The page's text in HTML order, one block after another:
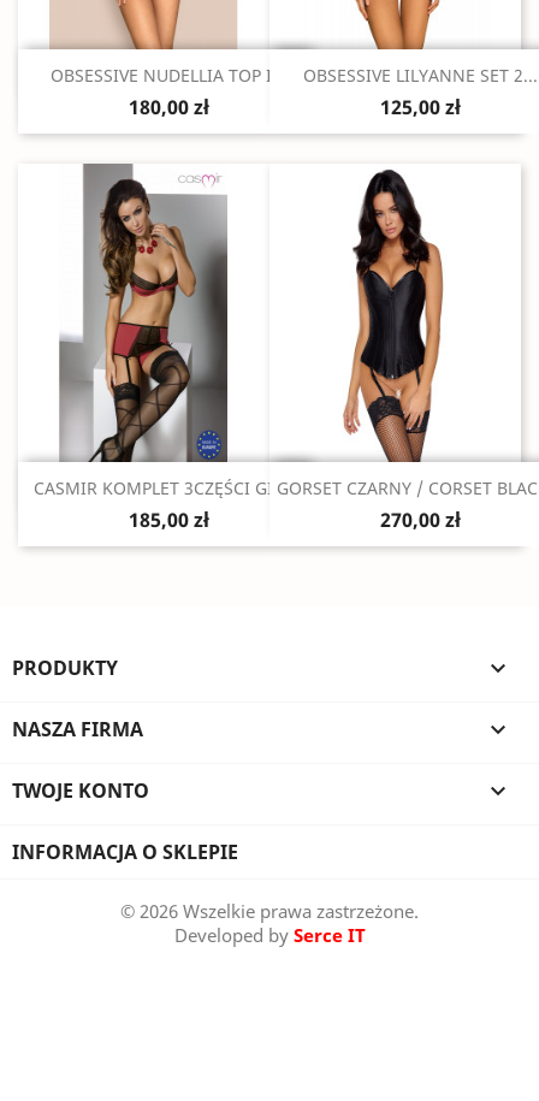
Szybki podgląd
OBSESSIVE NUDELLIA TOP I...
180,00 zł
Szybki podgląd
OBSESSIVE LILYANNE SET 2...
125,00 zł
Szybki podgląd
CASMIR KOMPLET 3CZĘŚCI GILL...
185,00 zł
Szybki podgląd
GORSET CZARNY / CORSET
270,00 zł
PRODUKTY 
NASZA FIRMA 
TWOJE KONTO 
INFORMACJA O SKLEPIE
© 2026 Wszelkie prawa zastrzeżone.
Developed by Serce IT